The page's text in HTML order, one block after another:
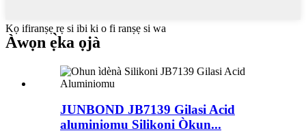
Kọ ifiranṣẹ rẹ si ibi ki o fi ranṣẹ si wa
Àwọn ẹ̀ka ọjà
JUNBOND JB7139 Gilasi Acid
aluminiomu Silikoni Òkun...